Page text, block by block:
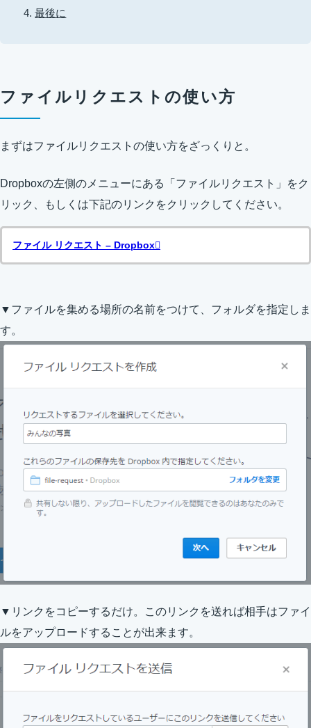
最後に
ファイルリクエストの使い方
まずはファイルリクエストの使い方をざっくりと。
Dropboxの左側のメニューにある「ファイルリクエスト」をク
リック、もしくは下記のリンクをクリックしてください。
ファイル リクエスト – Dropbox
▼ファイルを集める場所の名前をつけて、フォルダを指定しま
す。
▼リンクをコピーするだけ。このリンクを送れば相手はファイ
ルをアップロードすることが出来ます。